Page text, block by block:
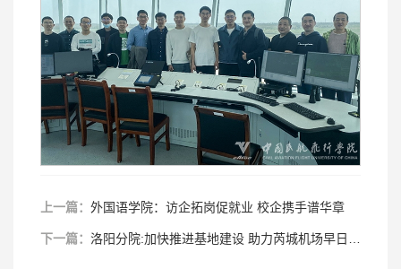
上一篇： 外国语学院：访企拓岗促就业 校企携手谱华章
下一篇： 洛阳分院:加快推进基地建设 助力芮城机场早日开航